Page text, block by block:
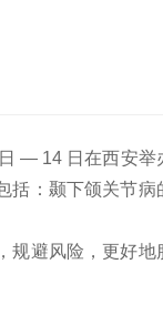
— 14 日在西安举
括：颞下颌关节病
规避风险，更好地